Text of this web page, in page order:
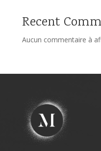
Recent
Aucun commentaire à